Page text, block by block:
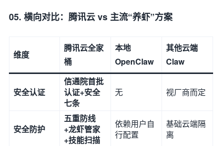
05. 横向对比：腾讯云 vs 主流“养虾”方案
维度
腾讯云全家
桶
本地
OpenClaw
其他云端
Claw
安全认证
信通院首批
认证+安全
七条
无 视厂商而定
安全防护
五重防线
+龙虾管家
+技能扫描
依赖用户自
行配置
基础云端隔
离